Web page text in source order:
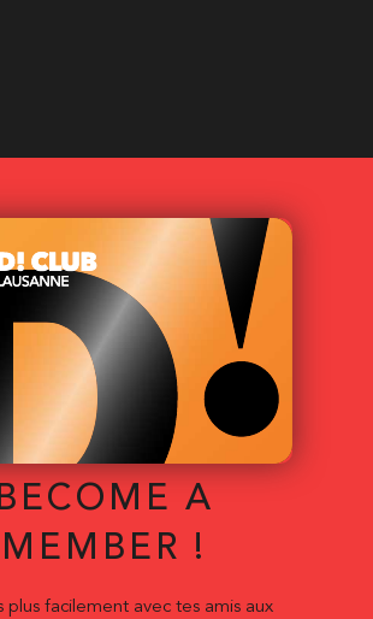
A
MEMBER !
plus facilement avec tes amis aux